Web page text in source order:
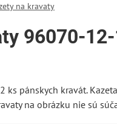
na kravaty
96070-
ks pánskych kravát.
na obrázku nie sú